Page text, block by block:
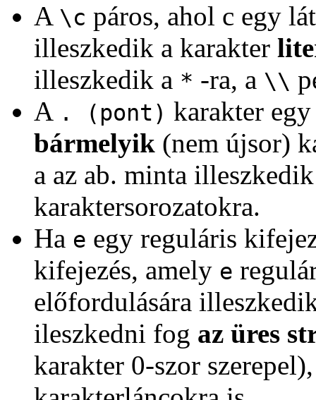
A \c páros, ahol c egy
illeszkedik a karakter
illeszkedik a * -ra, a \\
A . (pont) karakter
bármelyik (nem újsor)
a az ab. minta
karaktersorozatokra.
Ha e egy reguláris
kifejezés, amely e
előfordulására
ileszkedni fog az üres
karakter 0-szor